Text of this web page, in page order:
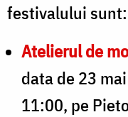
festivalului sunt:
Atelierul de
data de 23
11:00, pe